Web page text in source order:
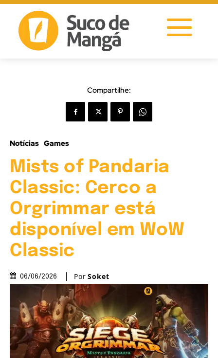
Compartilhe:
Notícias Games
Mists of Pandaria
Classic: Cerco a
Orgrimmar está
disponível em WoW
Classic
06/06/2026 Por Soket